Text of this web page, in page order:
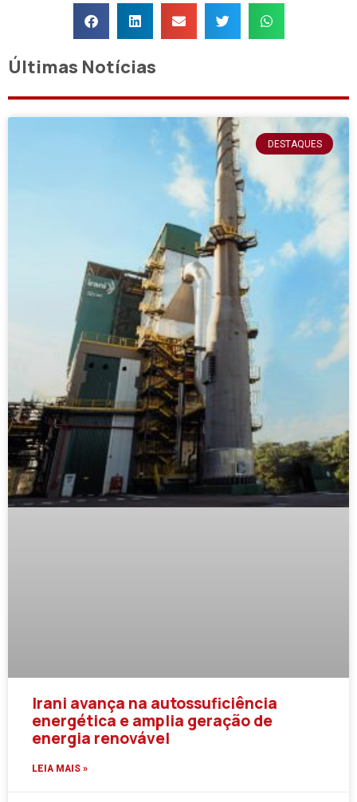
Últimas Notícias
DESTAQUES
Irani avança na autossuficiência
energética e amplia geração de
energia renovável
LEIA MAIS »